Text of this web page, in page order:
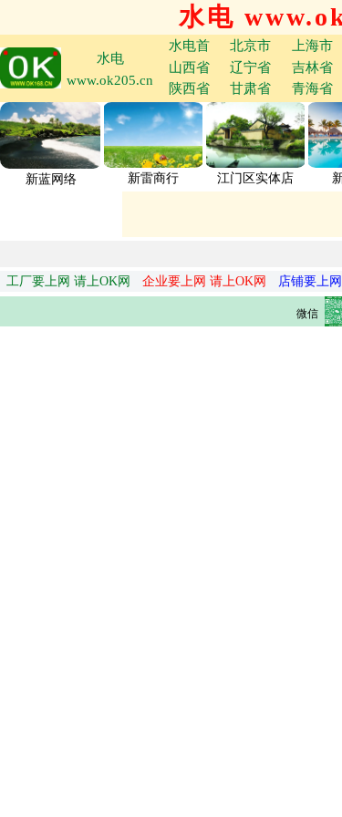
水电
水电
www.ok205.cn
水电首 北京市 上海市
山西省
辽宁省 吉林省
陕西省
甘肃省 青海省
新蓝网络 新雷商行 江门区实体店
工厂要上网 请上OK网
企业要上网 请上OK网 店铺要上
微信